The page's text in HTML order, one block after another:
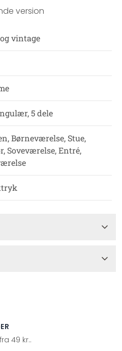
version
vintage
5 dele
Børneværelse, Stue,
Soveværelse, Entré,
49 kr..